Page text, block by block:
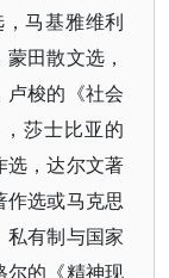
马基雅维利
田散文选，
梭的《社会
莎士比亚的
选，达尔文著
选或马克思
私有制与国家
尔的《精神现